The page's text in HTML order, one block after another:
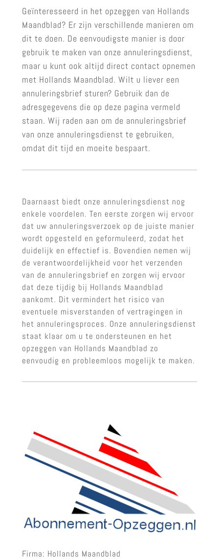
Geïnteresseerd in het opzeggen van Hollands
Maandblad? Er zijn verschillende manieren om
dit te doen. De eenvoudigste manier is door
gebruik te maken van onze annuleringsdienst,
maar u kunt ook altijd direct contact opnemen
met Hollands Maandblad. Wilt u liever een
annuleringsbrief sturen? Gebruik dan de
adresgegevens die op deze pagina vermeld
staan. Wij raden aan om de annuleringsbrief
van onze annuleringsdienst te gebruiken,
omdat dit tijd en moeite bespaart.
Daarnaast biedt onze annuleringsdienst nog
enkele voordelen. Ten eerste zorgen wij ervoor
dat uw annuleringsverzoek op de juiste manier
wordt opgesteld en geformuleerd, zodat het
duidelijk en effectief is. Bovendien nemen wij
de verantwoordelijkheid voor het verzenden
van de annuleringsbrief en zorgen wij ervoor
dat deze tijdig bij Hollands Maandblad
aankomt. Dit vermindert het risico van
eventuele misverstanden of vertragingen in
het annuleringsproces. Onze annuleringsdienst
staat klaar om u te ondersteunen en het
opzeggen van Hollands Maandblad zo
eenvoudig en probleemloos mogelijk te maken.
Firma: Hollands Maandblad